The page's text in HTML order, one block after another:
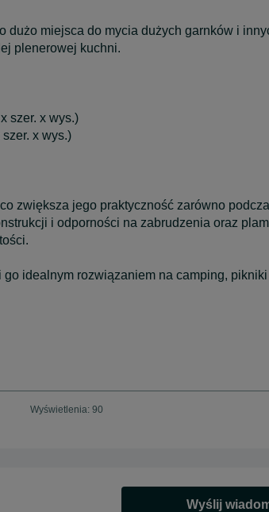
dużo miejsca do mycia dużych garnków i
plenerowej kuchni.
szer. x wys.)
x wys.)
zwiększa jego praktyczność zarówno
i odporności na zabrudzenia oraz
idealnym rozwiązaniem na camping,
Wyświetlenia: 90
Wyślij